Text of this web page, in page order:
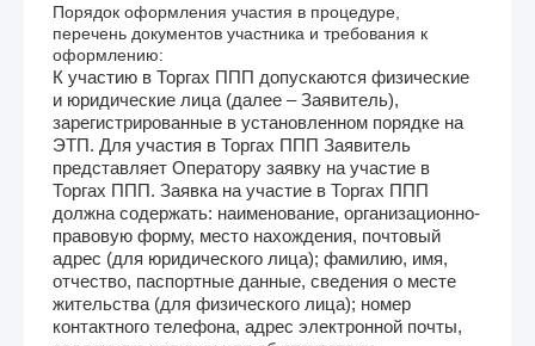
Порядок оформления участия в процедуре,
перечень документов участника и требования к
оформлению:
К участию в Торгах ППП допускаются физические
и юридические лица (далее – Заявитель),
зарегистрированные в установленном порядке на
ЭТП. Для участия в Торгах ППП Заявитель
представляет Оператору заявку на участие в
Торгах ППП. Заявка на участие в Торгах ППП
должна содержать: наименование, организационно-
правовую форму, место нахождения, почтовый
адрес (для юридического лица); фамилию, имя,
отчество, паспортные данные, сведения о месте
жительства (для физического лица); номер
контактного телефона, адрес электронной почты,